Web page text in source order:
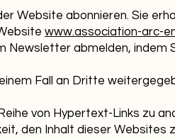
Website abonnieren. Sie
www.association-arc-
Newsletter abmelden, indem
Fall an Dritte
von Hypertext-Links zu
den Inhalt dieser Websites